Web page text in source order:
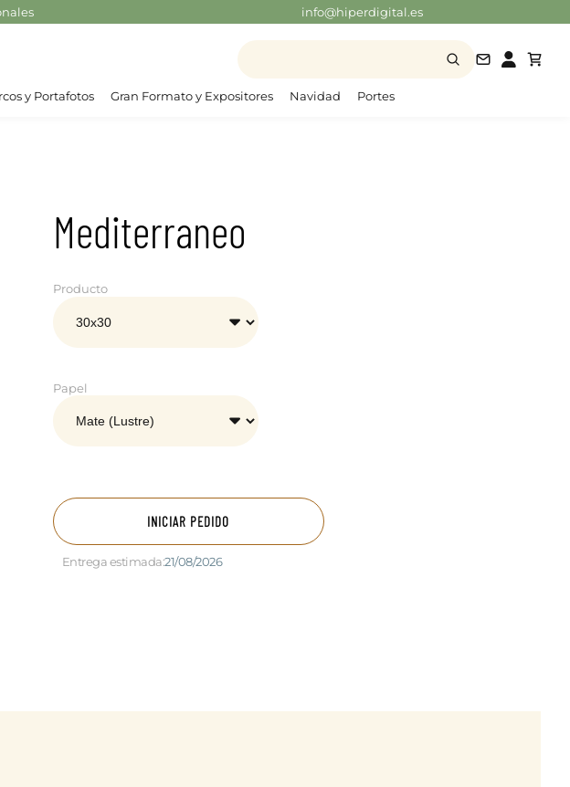
info@hiperdigital.es
y Portafotos Gran Formato y Expositores Navidad Portes
Mediterraneo
Producto
Papel
INICIAR PEDIDO
Entrega estimada:21/08/2026